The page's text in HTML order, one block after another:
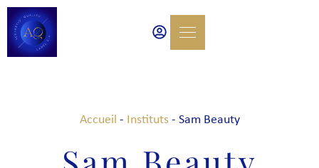
Accueil - Instituts- Sam Beauty